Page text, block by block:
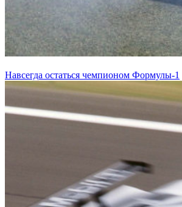
Навсегда остаться чемпионом Формулы-1